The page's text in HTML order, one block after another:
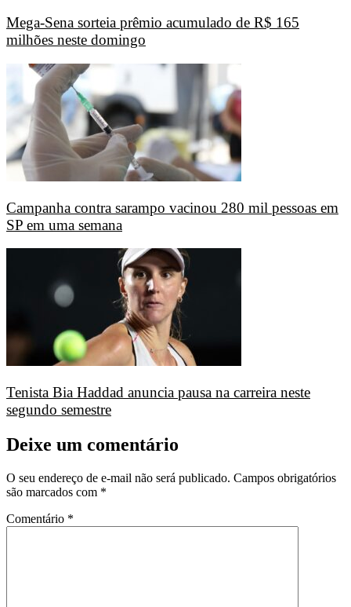
Mega-Sena sorteia prêmio acumulado de R$ 165
milhões neste domingo
Campanha contra sarampo vacinou 280 mil pessoas em
SP em uma semana
Tenista Bia Haddad anuncia pausa na carreira neste
segundo semestre
Deixe um comentário
O seu endereço de e-mail não será publicado. Campos obrigatórios
são marcados com *
Comentário *